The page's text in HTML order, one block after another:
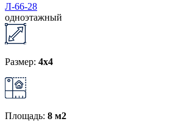
Л-66-28
одноэтажный
Размер: 4x4
Площадь: 8 м2